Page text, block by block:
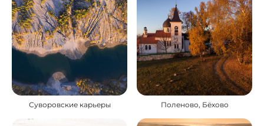
Суворовские карьеры Поленово, Бёхово